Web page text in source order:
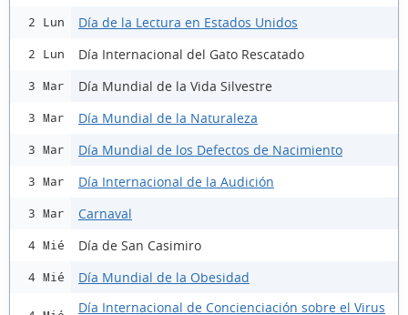
2 Lun Día de la Lectura en Estados Unidos
2 Lun Día Internacional del Gato Rescatado
3 Mar Día Mundial de la Vida Silvestre
3 Mar Día Mundial de la Naturaleza
3 Mar Día Mundial de los Defectos de Nacimiento
3 Mar Día Internacional de la Audición
3 Mar Carnaval
4 Mié Día de San Casimiro
4 Mié Día Mundial de la Obesidad
Día Internacional de Concienciación sobre el Virus